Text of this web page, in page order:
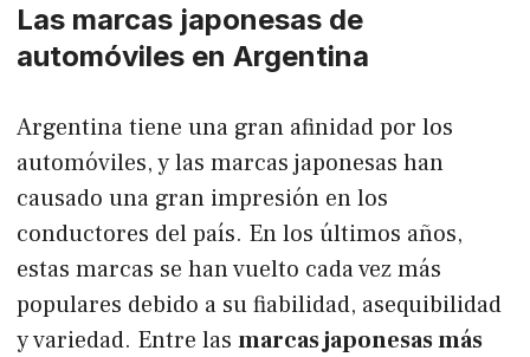
Las marcas japonesas de
automóviles en Argentina
Argentina tiene una gran afinidad por los
automóviles, y las marcas japonesas han
causado una gran impresión en los
conductores del país. En los últimos años,
estas marcas se han vuelto cada vez más
populares debido a su fiabilidad, asequibilidad
y variedad. Entre las marcas japonesas más